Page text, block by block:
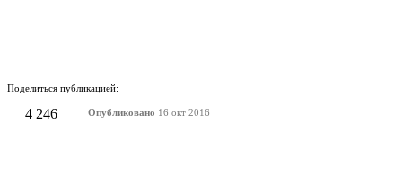
Поделиться публикацией:
4 246 Опубликовано 16 окт 2016